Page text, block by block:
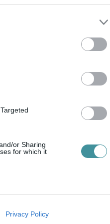
or Sharing
for which it
like cookies on
Privacy Policy
ismert akcióját
meg a
2025.
immár
|Szerzői jogok|